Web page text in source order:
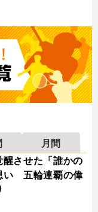
月間
させた「誰かの
い 五輪連覇の偉